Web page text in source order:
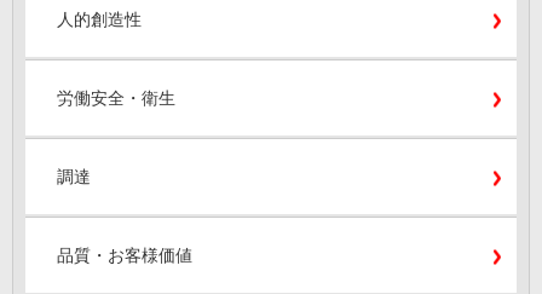
人的創造性
労働安全・衛生
調達
品質・お客様価値